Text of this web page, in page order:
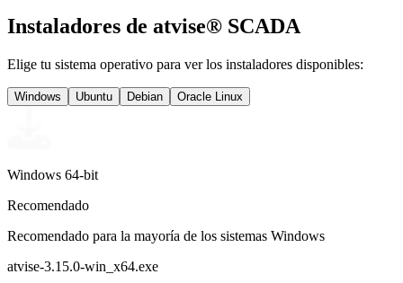
Instaladores de atvise® SCADA
Elige tu sistema operativo para ver los instaladores disponibles:
Windows Ubuntu Debian Oracle Linux
Windows 64-bit
Recomendado
Recomendado para la mayoría de los sistemas Windows
atvise-3.15.0-win_x64.exe